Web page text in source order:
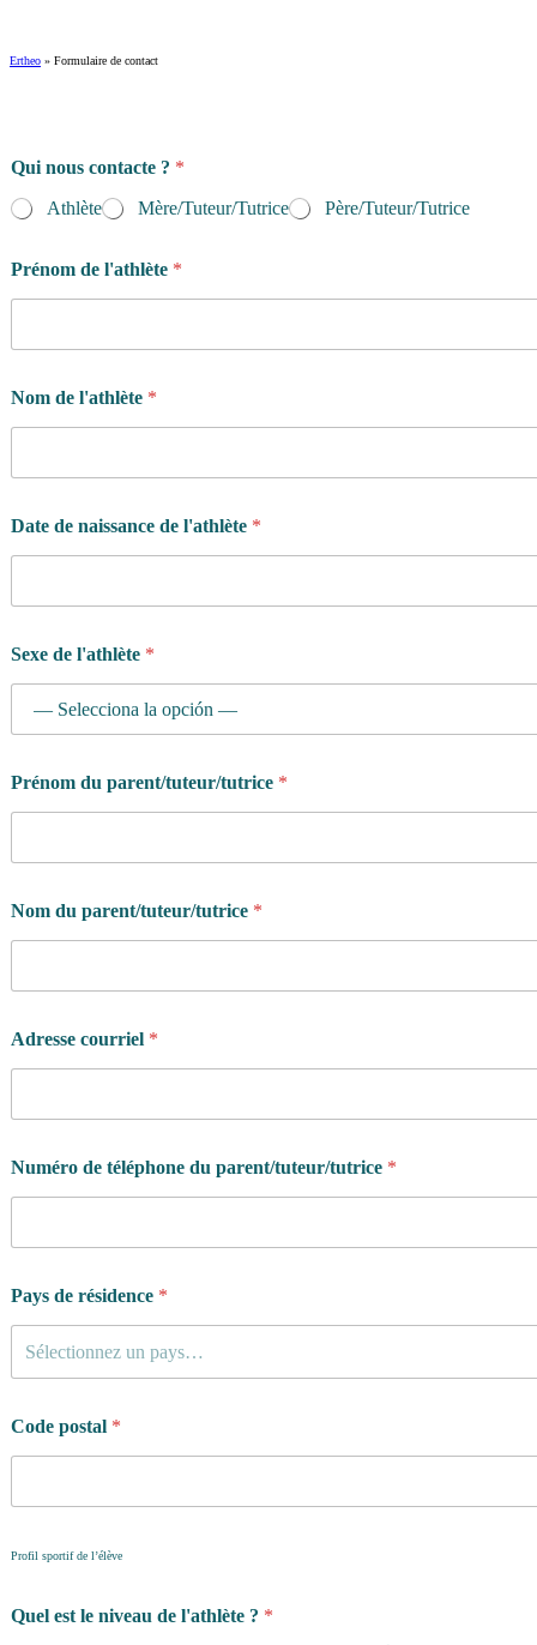
Ertheo » Formulaire de contact
Qui nous contacte ? *
Athlète
Mère/Tuteur/Tutrice Père/Tuteur/Tutrice
Prénom de l'athlète *
Nom de l'athlète *
Date de naissance de l'athlète *
Sexe de l'athlète *
Prénom du parent/tuteur/tutrice *
Nom du parent/tuteur/tutrice *
Adresse courriel *
Numéro de téléphone du parent/tuteur/tutrice *
Pays de résidence *
Sélectionnez un pays…
Code postal *
Profil sportif de l’élève
Quel est le niveau de l'athlète ? *